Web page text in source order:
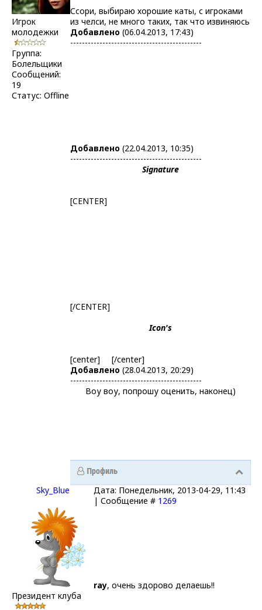
Игрок
молодежки
Группа:
Болельщики
Сообщений:
19
Статус: Offline
Ссори, выбираю хорошие каты, с игроками
из челси, не много таких, так что извиняюсь
Добавлено (06.04.2013, 17:43)
---------------------------------------------
Добавлено (22.04.2013, 10:35)
---------------------------------------------
Signature
[CENTER]
[/CENTER]
Icon's
[center]
[/center]
Добавлено (28.04.2013, 20:29)
---------------------------------------------
Воу воу, попрошу оценить, наконец)
Sky_Blue
Дата: Понедельник, 2013-04-29, 11:43
| Сообщение # 1269
Президент клуба
ray, очень здорово делаешь!!